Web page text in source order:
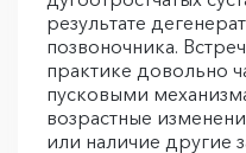
результате
позвоночника.
практике довольно
пусковыми
возрастные
или наличие другие